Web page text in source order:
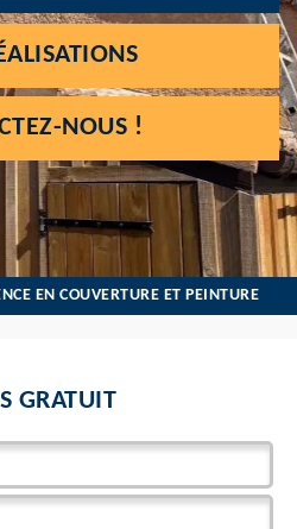
NOUS !
EN COUVERTURE ET PEINTURE
GRATUIT